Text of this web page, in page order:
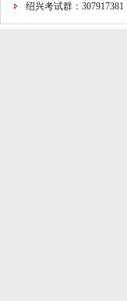
绍兴考试群：307917381